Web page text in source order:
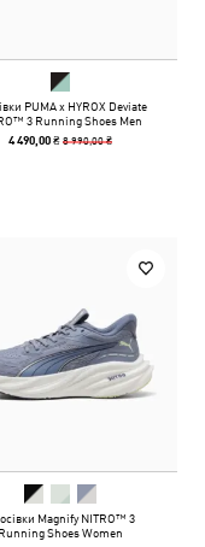
PUMA x HYROX Deviate
3 Running Shoes Men
4 490,00 ₴8 990,00 ₴
Magnify NITRO™ 3
Running Shoes Women